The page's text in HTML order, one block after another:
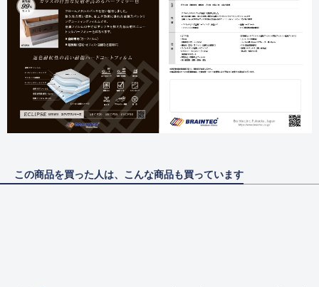
この商品を買った人は、こんな商品も買っています